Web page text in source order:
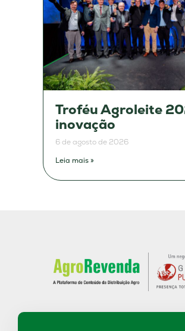
Troféu Agroleite
inovação
6 de agosto de 2026
Leia mais »